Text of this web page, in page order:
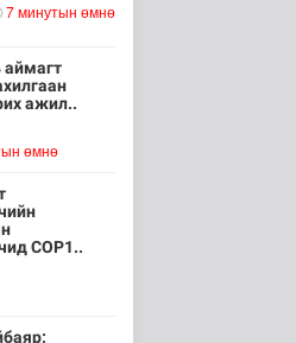
7 минутын өмнө
аймагт
ажил..
өмнө
COP1..